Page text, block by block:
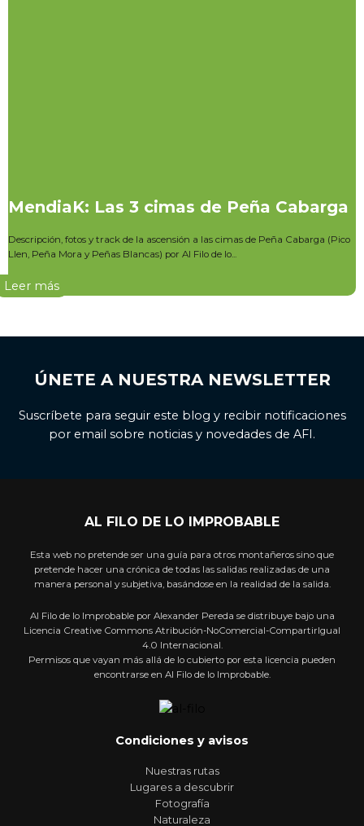
MendiaK: Las 3 cimas de Peña Cabarga
Descripción, fotos y track de la ascensión a las cimas de Peña Cabarga (Pico
Llen, Peña Mora y Peñas Blancas) por Al Filo de lo...
Leer más
ÚNETE A NUESTRA NEWSLETTER
Suscríbete para seguir este blog y recibir notificaciones
por email sobre noticias y novedades de AFI.
AL FILO DE LO IMPROBABLE
Esta web no pretende ser una guía para otros montañeros sino que
pretende hacer una crónica de todas las salidas realizadas de una
manera personal y subjetiva, basándose en la realidad de la salida.
Al Filo de lo Improbable por Alexander Pereda se distribuye bajo una
Licencia Creative Commons Atribución-NoComercial-CompartirIgual
4.0 Internacional.
Permisos que vayan más allá de lo cubierto por esta licencia pueden
encontrarse en Al Filo de lo Improbable.
Condiciones y avisos
Nuestras rutas
Lugares a descubrir
Fotografía
Naturaleza